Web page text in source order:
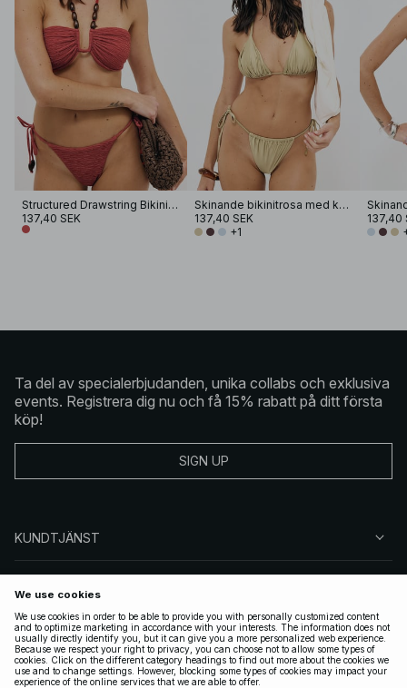
Structured Drawstring Bikini Panty
137,40 SEK
Skinande bikinitrosa med knyt i sidan
137,40 SEK
+1
137,40
Ta del av specialerbjudanden, unika collabs och exklusiva
events. Registrera dig nu och få 15% rabatt på ditt första
köp!
SIGN UP
KUNDTJÄNST
FÖLJ OSS
JURIDISKT